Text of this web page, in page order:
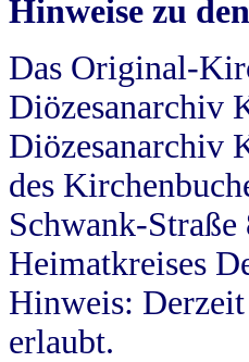
Hinweise zu
Das Original-
Diözesanarchiv
Diözesanarchiv
des
Schwank-
Heimatkreises
Hinweis:
erlaubt.